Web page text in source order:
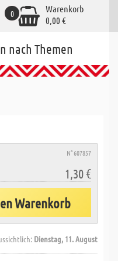
Warenkorb
0,00 €
0
nach Themen
N° 607857
1,30 €
Warenkorb
Dienstag, 11. August